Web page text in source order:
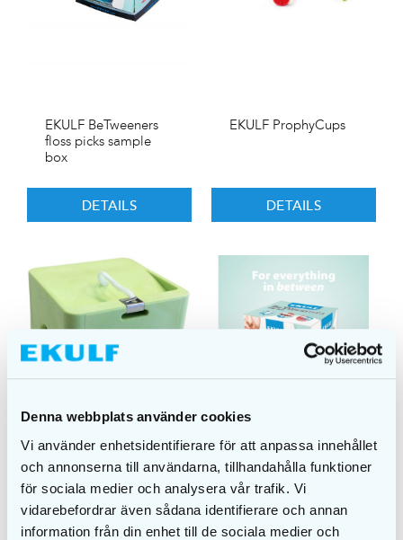
Denna webbplats använder cookies
Vi använder enhetsidentifierare för att anpassa innehållet
och annonserna till användarna, tillhandahålla funktioner
för sociala medier och analysera vår trafik. Vi
vidarebefordrar även sådana identifierare och annan
information från din enhet till de sociala medier och
EKULF BeTweeners
floss picks sample
box
DETAILS
EKULF ProphyCups
DETAILS
EKULF RiserFloss 200
EKULF BeTweeners